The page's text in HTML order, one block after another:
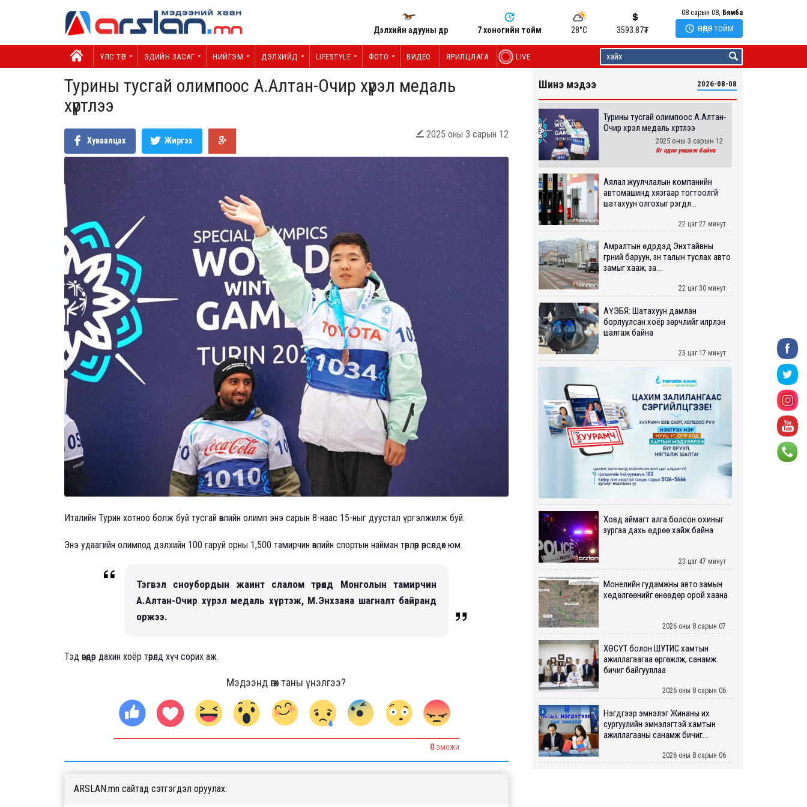
Дэлхийн адууны өдөр 7 хоногийн тойм 28°C 3593.87₮
08 сарын 08, Бямба
 ӨНӨӨДӨР ТОЙМ
УЛС ТӨР ЭДИЙН ЗАСАГ НИЙГЭМ ДЭЛХИЙД LIFESTYLE ФОТО ВИДЕО ЯРИЛЦЛАГА LIVE
Турины тусгай олимпоос А.Алтан-Очир хүрэл медаль
хүртлээ
Хуваалцах Жиргэх
 2025 оны 3 сарын 12
Италийн Турин хотноо болж буй тусгай өвлийн олимп энэ сарын 8-наас 15-ныг дуустал үргэлжилж буй.
Энэ удаагийн олимпод дэлхийн 100 гаруй орны 1,500 тамирчин өвлийн спортын найман төрлөөр өрсөлдөх юм.
Тэгвэл сноубордын жаинт слалом төрөлд Монголын тамирчин
А.Алтан-Очир хүрэл медаль хүртэж, М.Энхзаяа шагналт байранд
оржээ.
Тэд өнөөдөр дахин хоёр төрөлд хүч сорих аж.
Мэдээнд өгөх таны үнэлгээ?
0 ЭМОЖИ
ARSLAN.mn сайтад сэтгэгдэл оруулах:
Шинэ мэдээ 2026-08-08
Турины тусгай олимпоос А.Алтан-
Очир хүрэл медаль хүртлээ
2025 оны 3 сарын 12
Яг одоо уншиж байна
Аялал жуулчлалын компанийн
автомашинд хязгаар тогтоолгүй
шатахуун олгохыг үүрэгдл...
22 цаг 27 минут
Амралтын өдрүүдэд Энхтайвны
гүүрний баруун, зүүн талын туслах авто
замыг хааж, за...
22 цаг 30 минут
АҮЭБЯ: Шатахуун дамлан
борлуулсан хоёр зөрчлийг илрүүлэн
шалгаж байна
23 цаг 17 минут
Ховд аймагт алга болсон охиныг
зургаа дахь өдрөө хайж байна
23 цаг 47 минут
Монелийн гудамжны авто замын
хөдөлгөөнийг өнөөдөр орой хаана
2026 оны 8 сарын 07
ХӨСҮТ болон ШУТИС хамтын
ажиллагаагаа өргөжүүлж, санамж
бичиг байгууллаа
2026 оны 8 сарын 06
Нэгдүгээр эмнэлэг Жинаны их
сургуулийн эмнэлэгтэй хамтын
ажиллагааны санамж бичиг...
2026 оны 8 сарын 06